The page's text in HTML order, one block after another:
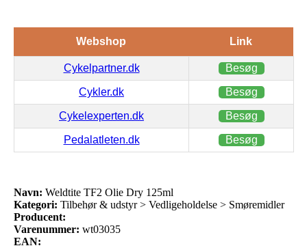
Webshop Link
Cykelpartner.dk Besøg
Cykler.dk Besøg
Cykelexperten.dk Besøg
Pedalatleten.dk Besøg
Navn: Weldtite TF2 Olie Dry 125ml
Kategori: Tilbehør & udstyr > Vedligeholdelse > Smøremidler
Producent:
Varenummer: wt03035
EAN: